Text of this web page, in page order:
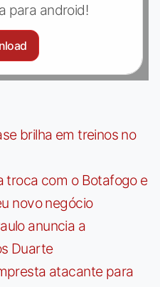
para android!
brilha em treinos no
troca com o Botafogo e
novo negócio
anuncia a
Duarte
atacante para